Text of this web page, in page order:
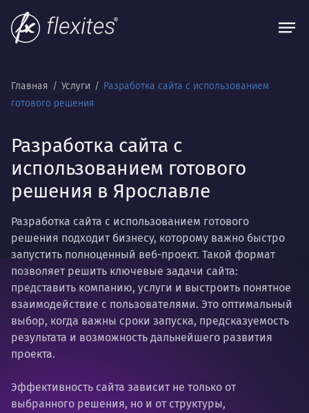
Главная Услуги
Разработка сайта с использованием
готового решения
Разработка сайта с
использованием готового
решения в Ярославле
Разработка сайта с использованием готового
решения подходит бизнесу, которому важно быстро
запустить полноценный веб-проект. Такой формат
позволяет решить ключевые задачи сайта:
представить компанию, услуги и выстроить понятное
взаимодействие с пользователями. Это оптимальный
выбор, когда важны сроки запуска, предсказуемость
результата и возможность дальнейшего развития
проекта.
Эффективность сайта зависит не только от
выбранного решения, но и от структуры,